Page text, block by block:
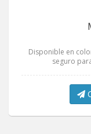
Disponible en
seguro